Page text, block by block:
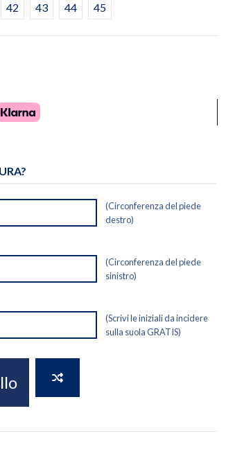
42 43 44 45
(Circonferenza del piede
destro)
(Circonferenza del piede
sinistro)
(Scrivi le iniziali da incidere
sulla suola GRATIS)